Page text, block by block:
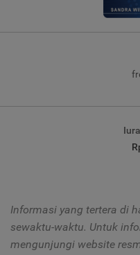
Informasi yang tertera di
sewaktu-waktu. Untuk
mengunjungi website